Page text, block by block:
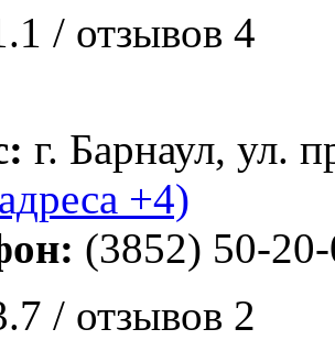
/ отзывов 4
г. Барнаул, ул.
+4)
(3852) 50-
/ отзывов 2